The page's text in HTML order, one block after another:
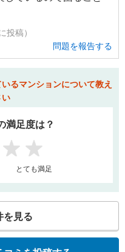
稿）
問題を報告する
るマンションについて教え
満足度は？
4 5
とても満足
を見る